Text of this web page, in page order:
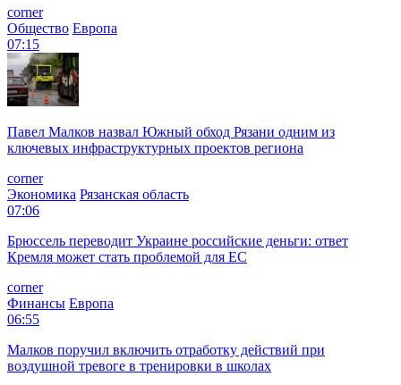
corner
Общество Европа
07:15
Павел Малков назвал Южный обход Рязани одним из
ключевых инфраструктурных проектов региона
corner
Экономика Рязанская область
07:06
Брюссель переводит Украине российские деньги: ответ
Кремля может стать проблемой для EC
corner
Финансы Европа
06:55
Малков поручил включить отработку действий при
воздушной тревоге в тренировки в школах